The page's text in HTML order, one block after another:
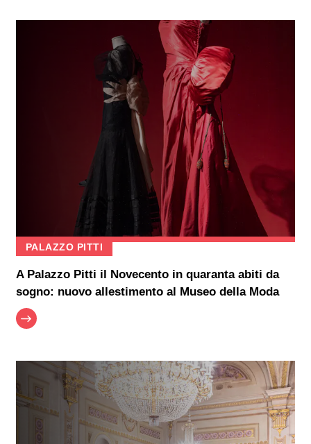
PALAZZO PITTI
A Palazzo Pitti il Novecento in quaranta abiti da
sogno: nuovo allestimento al Museo della Moda